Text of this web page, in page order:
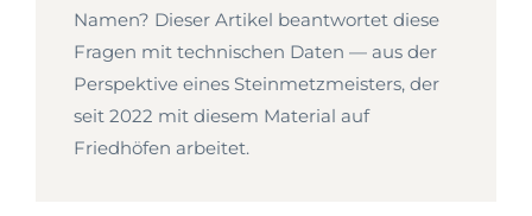
Namen? Dieser Artikel beantwortet diese
Fragen mit technischen Daten — aus der
Perspektive eines Steinmetzmeisters, der
seit 2022 mit diesem Material auf
Friedhöfen arbeitet.